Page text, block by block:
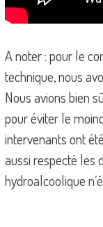
A noter : pour le
technique, nous
Nous avions bien
pour éviter le
intervenants ont
aussi respecté les
hydroalcoolique